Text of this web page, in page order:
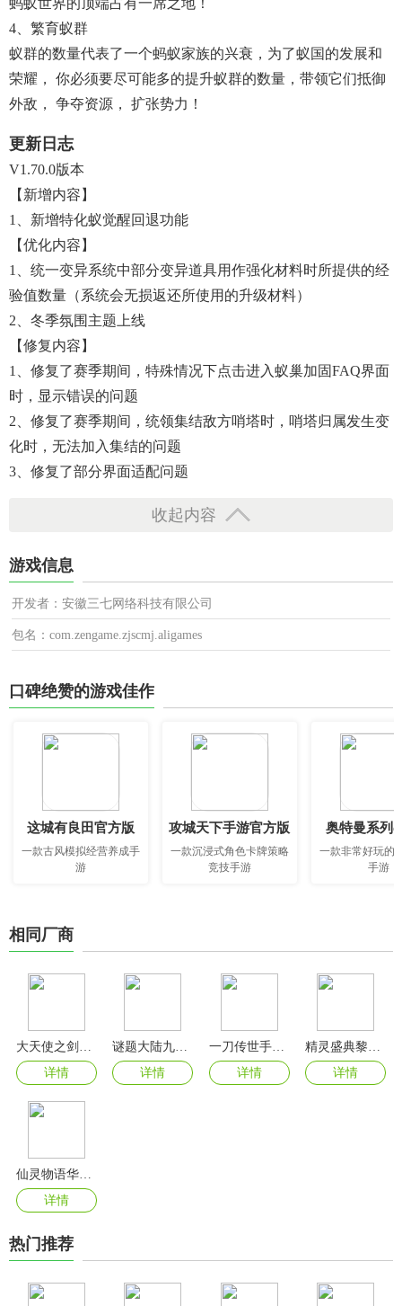
蚂蚁世界的顶端占有一席之地！
4、繁育蚁群
蚁群的数量代表了一个蚂蚁家族的兴衰，为了蚁国的发展和
荣耀， 你必须要尽可能多的提升蚁群的数量，带领它们抵御
外敌， 争夺资源， 扩张势力！
更新日志
V1.70.0版本
【新增内容】
1、新增特化蚁觉醒回退功能
【优化内容】
1、统一变异系统中部分变异道具用作强化材料时所提供的经
验值数量（系统会无损返还所使用的升级材料）
2、冬季氛围主题上线
【修复内容】
1、修复了赛季期间，特殊情况下点击进入蚁巢加固FAQ界面
时，显示错误的问题
2、修复了赛季期间，统领集结敌方哨塔时，哨塔归属发生变
化时，无法加入集结的问题
3、修复了部分界面适配问题
收起内容
游戏信息
开发者：安徽三七网络科技有限公司
包名：com.zengame.zjscmj.aligames
口碑绝赞的游戏佳作
这城有良田官方版
一款古风模拟经营养成手
游
攻城天下手游官方版
一款沉浸式角色卡牌策略
竞技手游
奥特曼系列
一款非常好玩的
手游
相同厂商
详情
详情
一刀传世手游最新版
详情
详情
仙灵物语华为版
详情
热门推荐